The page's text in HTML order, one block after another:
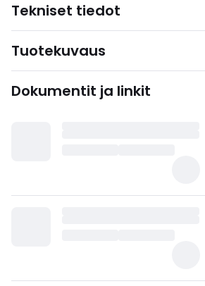
Tekniset tiedot
Tuotekuvaus
Dokumentit ja linkit